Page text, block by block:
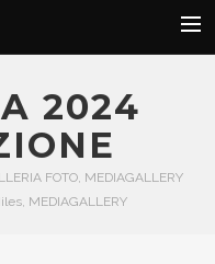
2024
FOTO, MEDIAGALLERY
, MEDIAGALLERY